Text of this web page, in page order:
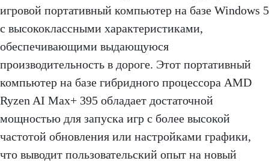
игровой портативный компьютер на базе Windows 5
с высококлассными характеристиками,
обеспечивающими выдающуюся
производительность в дороге. Этот портативный
компьютер на базе гибридного процессора AMD
Ryzen AI Max+ 395 обладает достаточной
мощностью для запуска игр с более высокой
частотой обновления или настройками графики,
что выводит пользовательский опыт на новый